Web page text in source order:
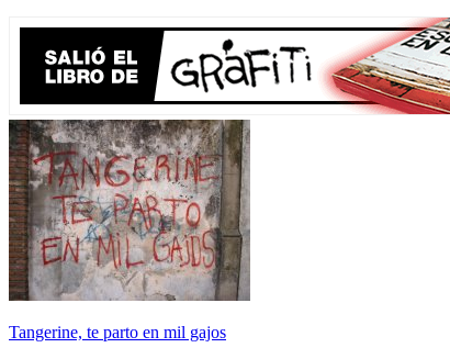
Tangerine, te parto en mil gajos